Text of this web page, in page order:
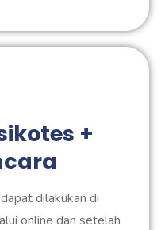
+
dilakukan di
online dan setelah